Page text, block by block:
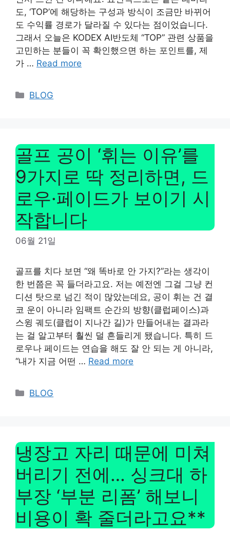
도, ‘TOP’에 해당하는 구성과 방식이 조금만 바뀌어
도 수익률 경로가 달라질 수 있다는 점이었습니다.
그래서 오늘은 KODEX AI반도체 “TOP” 관련 상품을
고민하는 분들이 꼭 확인했으면 하는 포인트를, 제
가 … Read more
Categories
BLOG
골프 공이 ‘휘는 이유’를
9가지로 딱 정리하면, 드
로우·페이드가 보이기 시
작합니다
06월 21일
골프를 치다 보면 “왜 똑바로 안 가지?”라는 생각이
한 번쯤은 꼭 들더라고요. 저는 예전엔 그걸 그냥 컨
디션 탓으로 넘긴 적이 많았는데요, 공이 휘는 건 결
코 운이 아니라 임팩트 순간의 방향(클럽페이스)과
스윙 궤도(클럽이 지나간 길)가 만들어내는 결과라
는 걸 알고부터 훨씬 덜 흔들리게 됐습니다. 특히 드
로우나 페이드는 연습을 해도 잘 안 되는 게 아니라,
“내가 지금 어떤 … Read more
Categories
BLOG
냉장고 자리 때문에 미쳐
버리기 전에… 싱크대 하
부장 ‘부분 리폼’ 해보니
비용이 확 줄더라고요**